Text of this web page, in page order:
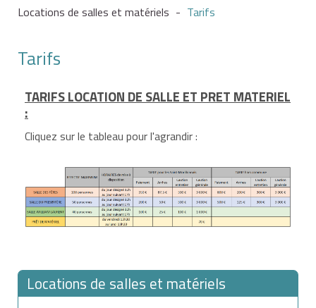
Locations de salles et matériels - Tarifs
Tarifs
TARIFS LOCATION DE SALLE ET PRET MATERIEL
:
Cliquez sur le tableau pour l'agrandir :
Locations de salles et matériels